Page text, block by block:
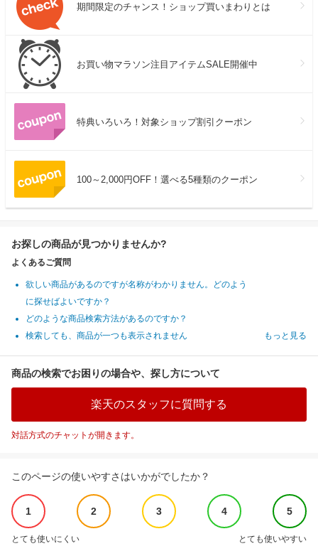
期間限定のチャンス！ショップ買いまわりとは
お買い物マラソン注目アイテムSALE開催中
特典いろいろ！対象ショップ割引クーポン
100～2,000円OFF！選べる5種類のクーポン
お探しの商品が見つかりませんか?
よくあるご質問
欲しい商品があるのですが名称がわかりません。どのよう
に探せばよいですか？
どのような商品検索方法があるのですか？
検索しても、商品が一つも表示されません
もっと見る
商品の検索でお困りの場合や、探し方について
楽天のスタッフに質問する
対話方式のチャットが開きます。
このページの使いやすさはいかがでしたか？
1 2 3 4 5
とても使いにくい とても使いやすい